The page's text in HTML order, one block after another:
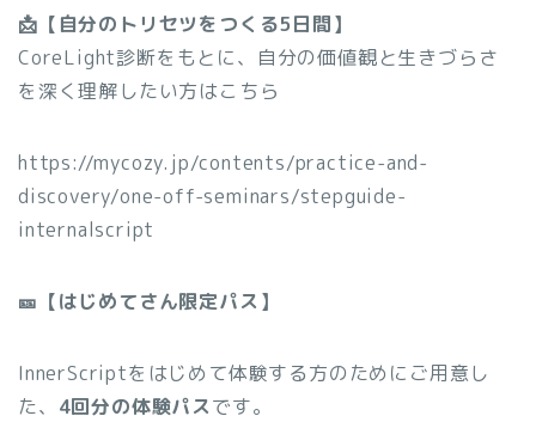
📩【自分のトリセツをつくる5日間】
CoreLight診断をもとに、自分の価値観と生きづらさ
を深く理解したい方はこちら
https://mycozy.jp/contents/practice-and-
discovery/one-off-seminars/stepguide-
internalscript
🎫【はじめてさん限定パス】
InnerScriptをはじめて体験する方のためにご用意し
た、 4回分の体験パスです。